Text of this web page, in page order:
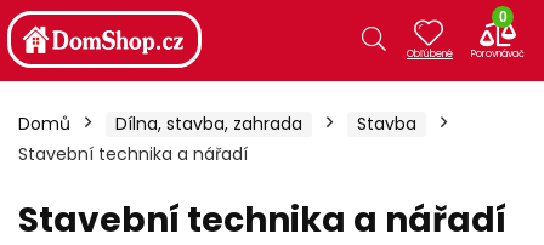
0
Domů Dílna, stavba, zahrada
Stavba
Stavební technika a nářadí
Stavební technika a nářadí